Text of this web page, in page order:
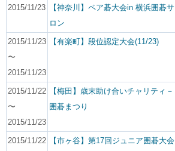
2015/11/23
【神奈川】ペア碁大会in 横浜囲碁サ
ロン
2015/11/23
〜
2015/11/23
【有楽町】段位認定大会(11/23)
2015/11/22
〜
2015/11/23
【梅田】歳末助け合いチャリティ－
囲碁まつり
2015/11/22
【市ヶ谷】第17回ジュニア囲碁大会